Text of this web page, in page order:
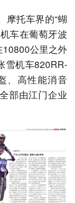
摩托车界的“蝴
车在葡萄牙波
10800公里之外
雪机车820RR-
、高性能消音
部由江门企业